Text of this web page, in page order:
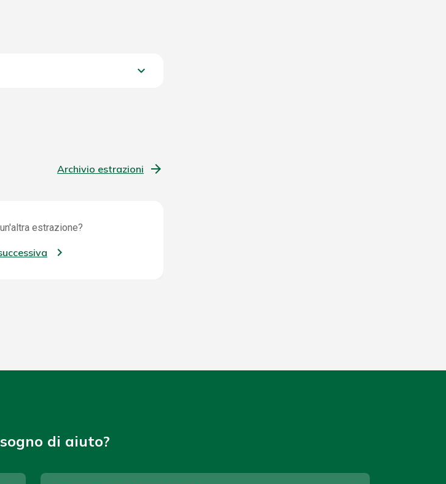
keyboard_arrow_down
Archivio estrazioni
estrazione?
di aiuto?